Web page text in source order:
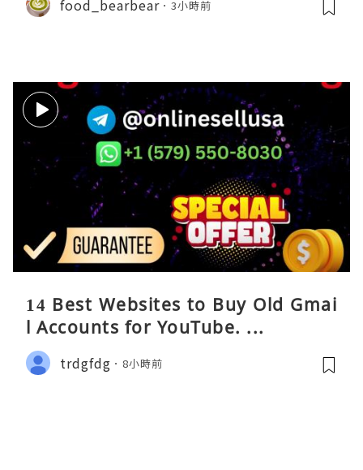
food_bearbear 3小時前
14 Best Websites to Buy Old Gmai
l Accounts for YouTube. ...
trdgfdg 8小時前